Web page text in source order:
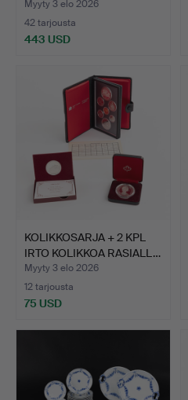
Myyty 3 elo 2026
42 tarjousta
443 USD
KOLIKKOSARJA + 2 KPL
IRTO KOLIKKOA RASIALL…
Myyty 3 elo 2026
12 tarjousta
75 USD